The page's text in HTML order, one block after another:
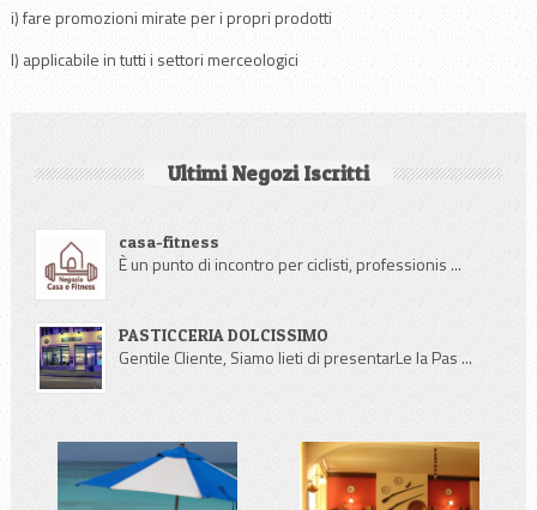
i) fare promozioni mirate per i propri prodotti
l) applicabile in tutti i settori merceologici
Ultimi Negozi Iscritti
casa-fitness
È un punto di incontro per ciclisti, professionis ...
PASTICCERIA DOLCISSIMO
Gentile Cliente, Siamo lieti di presentarLe la Pas ...